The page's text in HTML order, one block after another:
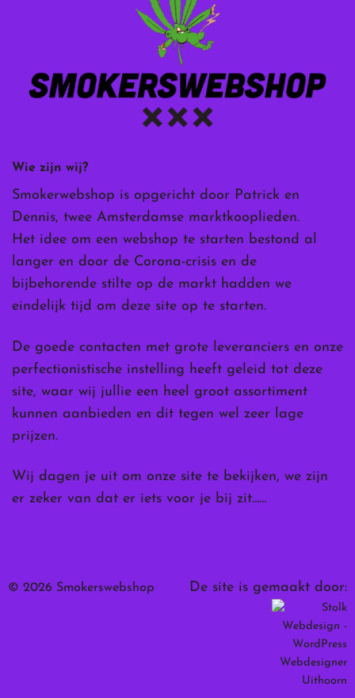
Wie zijn wij?
Smokerwebshop is opgericht door Patrick en
Dennis, twee Amsterdamse marktkooplieden.
Het idee om een webshop te starten bestond al
langer en door de Corona-crisis en de
bijbehorende stilte op de markt hadden we
eindelijk tijd om deze site op te starten.
De goede contacten met grote leveranciers en onze
perfectionistische instelling heeft geleid tot deze
site, waar wij jullie een heel groot assortiment
kunnen aanbieden en dit tegen wel zeer lage
prijzen.
Wij dagen je uit om onze site te bekijken, we zijn
er zeker van dat er iets voor je bij zit……
© 2026 Smokerswebshop De site is gemaakt door: